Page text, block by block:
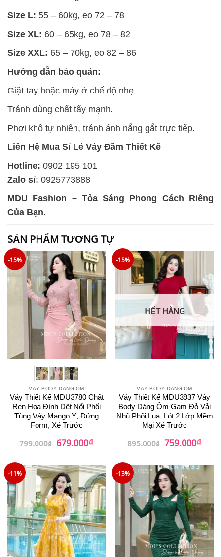
Size L: 55 – 60kg, eo 72 – 78
Size XL: 60 – 65kg, eo 78 – 82
Size XXL: 65 – 70kg, eo 82 – 86
Hướng dẫn bảo quản:
Giặt tay hoặc máy ở chế độ nhẹ.
Tránh dùng chất tẩy mạnh.
Phơi khô tự nhiên, tránh ánh nắng gắt trực tiếp.
Liên Hệ Mua Sỉ Lẻ Váy Đầm Thiết Kế
Hotline: 0902 195 101
Zalo sỉ: 0925773888
MDU Fashion – Tỏa Sáng Phong Cách Riêng
Của Bạn.
SẢN PHẨM TƯƠNG TỰ
-15%
VÁY BODY DÁNG ÔM
Váy Thiết Kế MDU3780 Chất
Ren Hoa Đính Dệt Nổi Phối
Tùng Váy Mango Ý, Đứng
Form, Xẻ Trước
799.000₫ Giá
gốc
679.000₫Giá
hiện
679.000₫.
-15%
HẾT HÀNG
VÁY BODY DÁNG ÔM
Váy Thiết Kế MDU3937 Váy
Body Dáng Ôm Gam Đỏ Vải
Nhũ Phối Lụa, Lót 2 Lớp Mềm
Mại Xẻ Trước
895.000₫ Giá
gốc
759.000₫Giá
hiện
-11% -13%